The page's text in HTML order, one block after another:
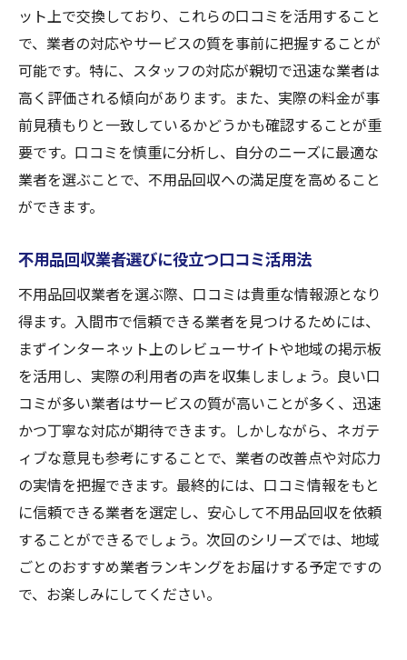
ット上で交換しており、これらの口コミを活用すること
で、業者の対応やサービスの質を事前に把握することが
可能です。特に、スタッフの対応が親切で迅速な業者は
高く評価される傾向があります。また、実際の料金が事
前見積もりと一致しているかどうかも確認することが重
要です。口コミを慎重に分析し、自分のニーズに最適な
業者を選ぶことで、不用品回収への満足度を高めること
ができます。
不用品回収業者選びに役立つ口コミ活用法
不用品回収業者を選ぶ際、口コミは貴重な情報源となり
得ます。入間市で信頼できる業者を見つけるためには、
まずインターネット上のレビューサイトや地域の掲示板
を活用し、実際の利用者の声を収集しましょう。良い口
コミが多い業者はサービスの質が高いことが多く、迅速
かつ丁寧な対応が期待できます。しかしながら、ネガテ
ィブな意見も参考にすることで、業者の改善点や対応力
の実情を把握できます。最終的には、口コミ情報をもと
に信頼できる業者を選定し、安心して不用品回収を依頼
することができるでしょう。次回のシリーズでは、地域
ごとのおすすめ業者ランキングをお届けする予定ですの
で、お楽しみにしてください。